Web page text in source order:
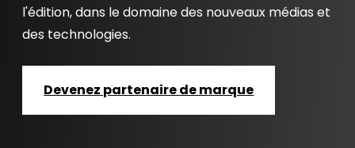
l'édition, dans le domaine des nouveaux médias et
des technologies.
Devenez partenaire de marque